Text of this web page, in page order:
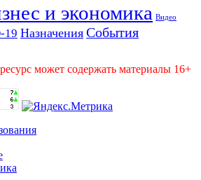
и экономика Видео
19 Назначения События
может содержать материалы 16+